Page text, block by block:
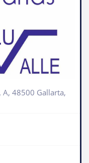
A, 48500 Gallarta,